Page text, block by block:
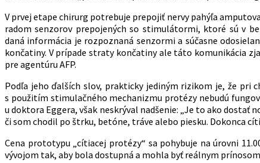
V prvej etape chirurg potrebuje prepojiť nervy pahýľa
radom senzorov prepojených so stimulátormi, ktoré sú v
daná informácia je rozpoznaná senzormi a súčasne
končatiny. V prípade straty končatiny ale táto komunikácia
pre agentúru AFP.
Podľa jeho ďalších slov, prakticky jediným rizikom je, že pri
s použitím stimulačného mechanizmu protézy nebudú
u doktora Eggera, však neskrýval nadšenie: „Je to ako dostať
či som chodil po štrku, betóne, tráve alebo piesku. Dokonca
Cena prototypu „cítiacej protézy“ sa pohybuje na úrovni
vývojom tak, aby bola dostupná a mohla byť reálnym